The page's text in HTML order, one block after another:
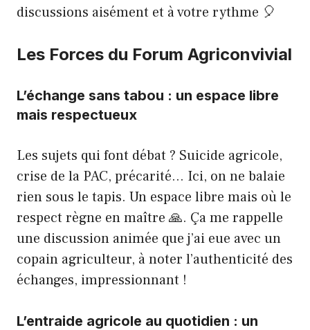
discussions aisément et à votre rythme 🎈
Les Forces du Forum Agriconvivial
L’échange sans tabou : un espace libre
mais respectueux
Les sujets qui font débat ? Suicide agricole,
crise de la PAC, précarité… Ici, on ne balaie
rien sous le tapis. Un espace libre mais où le
respect règne en maître 🙏. Ça me rappelle
une discussion animée que j’ai eue avec un
copain agriculteur, à noter l’authenticité des
échanges, impressionnant !
L’entraide agricole au quotidien : un